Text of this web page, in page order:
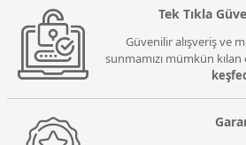
Tek Tıkla
Güvenilir alışveriş ve
sunmamızı mümkün